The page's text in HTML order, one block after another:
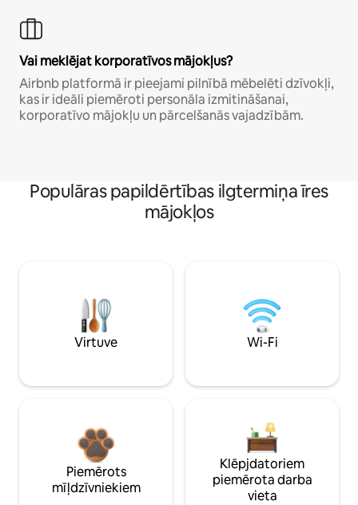
Vai meklējat korporatīvos mājokļus?
Airbnb platformā ir pieejami pilnībā mēbelēti dzīvokļi,
kas ir ideāli piemēroti personāla izmitināšanai,
korporatīvo mājokļu un pārcelšanās vajadzībām.
Populāras papildērtības ilgtermiņa īres
mājokļos
Virtuve Wi-Fi
Piemērots
mīļdzīvniekiem
Klēpjdatoriem
piemērota darba
vieta